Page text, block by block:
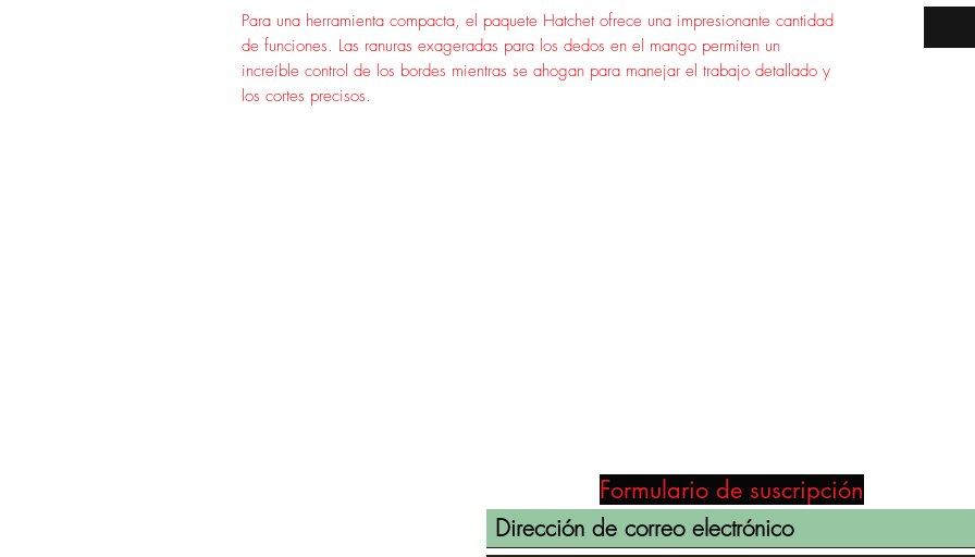
Para una herramienta compacta, el paquete Hatchet ofrece una impresionante cantidad
de funciones. Las ranuras exageradas para los dedos en el mango permiten un
increíble control de los bordes mientras se ahogan para manejar el trabajo detallado y
los cortes precisos.
Formulario de suscripción